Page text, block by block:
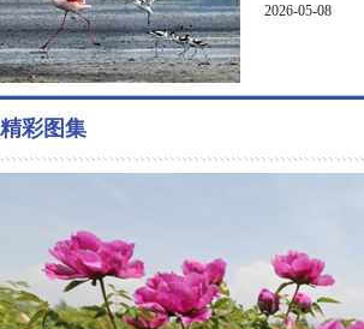
2026-05-08
精彩图集